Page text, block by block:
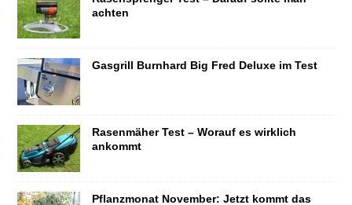
achten
Gasgrill Burnhard Big Fred Deluxe im Test
Rasenmäher Test – Worauf es wirklich
ankommt
Pflanzmonat November: Jetzt kommt das